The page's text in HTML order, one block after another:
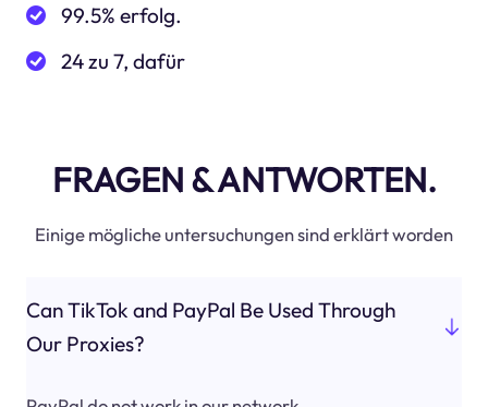
99.5% erfolg.
24 zu 7, dafür
FRAGEN & ANTWORTEN.
Einige mögliche untersuchungen sind erklärt worden
Can TikTok and PayPal Be Used Through
Our Proxies?